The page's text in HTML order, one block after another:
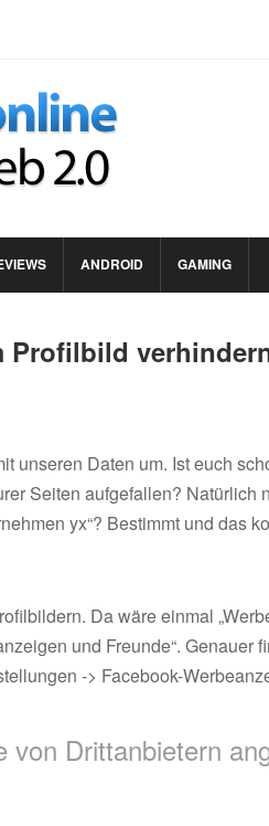
ANDROID GAMING
Profilbild
unseren Daten um. Ist euch
Seiten aufgefallen? Natürlich
yx“? Bestimmt und das
Da wäre einmal
und Freunde“. Genauer
-> Facebook-
von Drittanbietern